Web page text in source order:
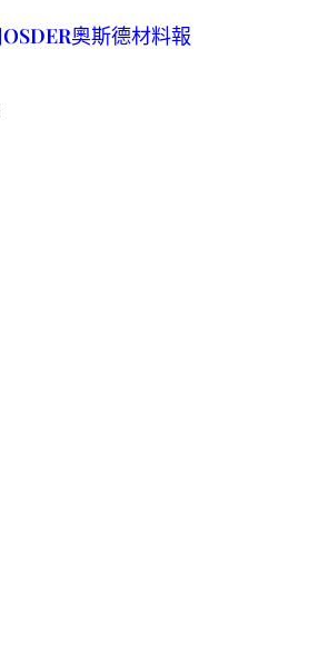
奧斯德材料報